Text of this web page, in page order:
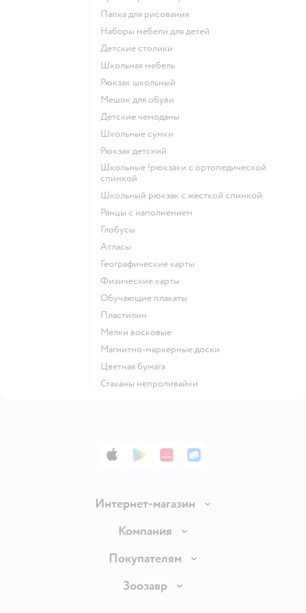
Папка для рисования
Наборы мебели для детей
Детские столики
Школьная мебель
Рюкзак школьный
Мешок для обуви
Детские чемоданы
Школьные сумки
Рюкзак детский
Школьные !рюкзаки с ортопедической
спинкой
Школьный рюкзак с жесткой спинкой
Ранцы с наполнением
Глобусы
Атласы
Географические карты
Физические карты
Обучающие плакаты
Пластилин
Мелки восковые
Магнитно-маркерные доски
Цветная бумага
Стаканы непроливайки
App StoreGoogle Play
AppGallery
RuStore
Интернет-магазин
Доставка и оплата
Обмен и возврат товара
Правила продажи
Компания
О компании
Инвесторам
Покупателям
Бонусные карты
Зоозавр